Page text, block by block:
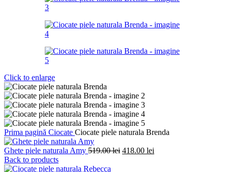
Click to enlarge
Prima pagină Ciocate Ciocate piele naturala Brenda
Ghete piele naturala Amy 519.00lei Prețul
418.00 lei
Back to products